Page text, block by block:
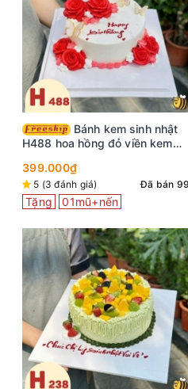
Bánh kem sinh nhật
H488 hoa hồng đỏ viền kem
399.000₫
5 (3 đánh giá) Đã bán 99
Tặng 01mũ+nến